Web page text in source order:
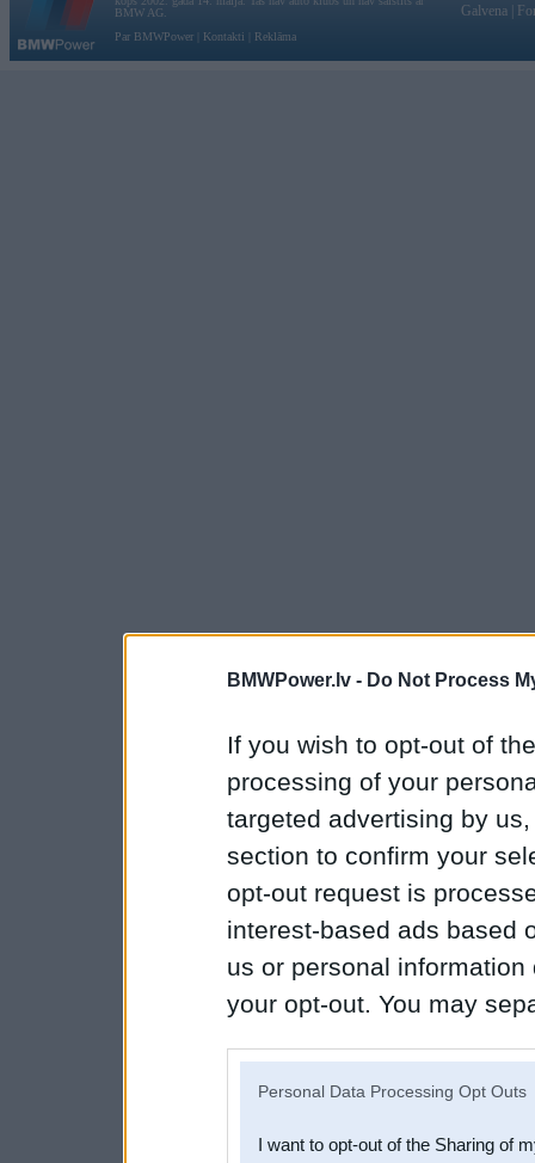
BMWPower.lv - Do Not Process
If you wish to opt-out of
processing of your
targeted advertising by
section to confirm your
opt-out request is
interest-based ads based
us or personal
your opt-out. You may
Downstream Participants
Personal Data Processing Opt Outs
I want to opt-out of the Sharing of
BMW AG.
Par BMWPower
Kontakti Reklāma
Galvena